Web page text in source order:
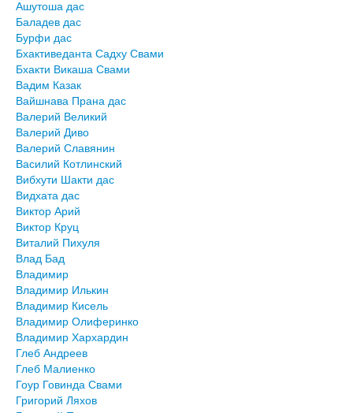
Ашутоша дас
Баладев дас
Бурфи дас
Бхактиведанта Садху Свами
Бхакти Викаша Свами
Вадим Казак
Вайшнава Прана дас
Валерий Великий
Валерий Диво
Валерий Славянин
Василий Котлинский
Вибхути Шакти дас
Видхата дас
Виктор Арий
Виктор Круц
Виталий Пихуля
Влад Бад
Владимир
Владимир Илькин
Владимир Кисель
Владимир Олиферинко
Владимир Хархардин
Глеб Андреев
Глеб Малиенко
Гоур Говинда Свами
Григорий Ляхов